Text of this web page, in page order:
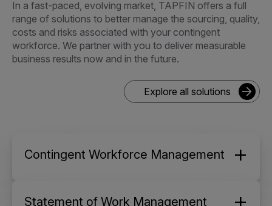
In a fast-paced, evolving market, TAPFIN offers a full
range of solutions to better manage the sourcing, quality,
costs and risks associated with your contingent
workforce. We partner with you to deliver measurable
business results now and in the future.
Explore all solutions
Contingent Workforce Management
Statement of Work Management